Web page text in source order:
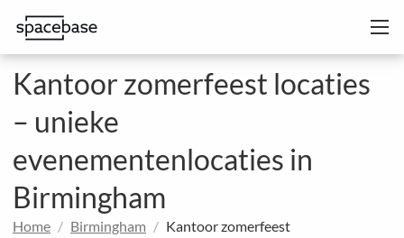
Kantoor zomerfeest locaties
– unieke
evenementenlocaties in
Birmingham
Home Birmingham Kantoor zomerfeest